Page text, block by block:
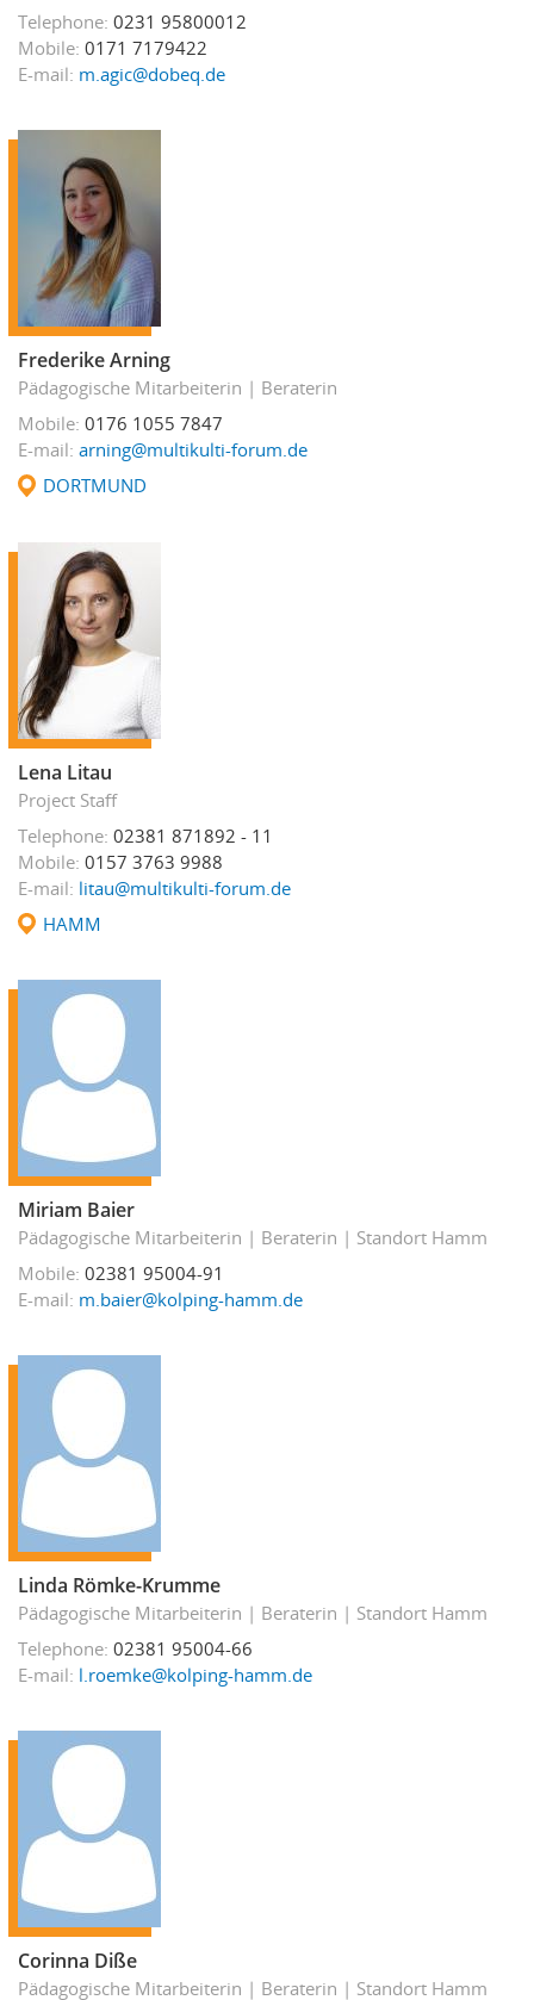
Telephone 0231 95800012
Mobile 0171 7179422
E-mail m.agic@dobeq.de
Frederike Arning
Pädagogische Mitarbeiterin
Beraterin
Mobile 0176 1055 7847
E-mail arning@multikulti-forum.de
DORTMUND
Lena Litau
Project Staff
Telephone 02381 871892 - 11
Mobile 0157 3763 9988
E-mail litau@multikulti-forum.de
HAMM
Miriam Baier
Pädagogische Mitarbeiterin Beraterin
Standort Hamm
Mobile 02381 95004-91
E-mail m.baier@kolping-hamm.de
Linda Römke-Krumme
Pädagogische Mitarbeiterin Beraterin
Standort Hamm
Telephone 02381 95004-66
E-mail l.roemke@kolping-hamm.de
Corinna Diße
Pädagogische Mitarbeiterin Beraterin Standort Hamm